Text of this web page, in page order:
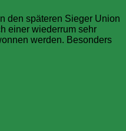
den späteren Sieger Union
einer wiederrum sehr
werden. Besonders